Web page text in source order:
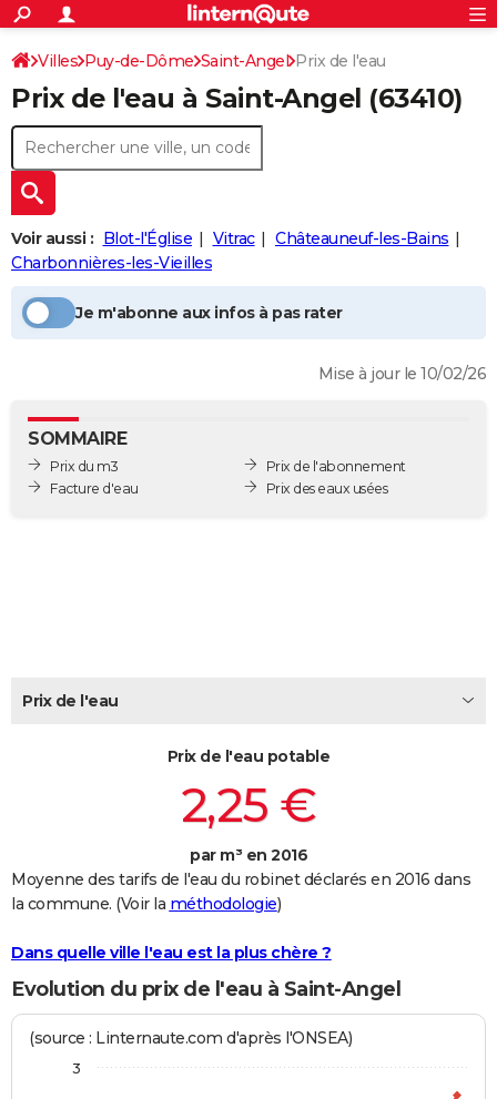
ACTUALITÉS
Politique
Société
Faits Divers
Education
Monde
Villes
+
SPORT
Coupe du monde 2026
Football
Tennis
Cyclisme
Rugby
Forum
Programme TV
TNTStreaming
Cinéma
Sorties cinéma
Musique
Retraite
Impôts
Epargne
Immobilier
Risques naturels par ville
Banque
Assurance
Crédit
AUTO
Essais
Réserver un essai
Citadines
Berlines
SUV
Forum auto
+
Mobiles
Meilleur smartphone
Internet
Ordinateurs
Jeux vidéo
Guide high-tech
+BRICOLAGE
Forum
Aménagement intérieur
Extérieur
Cuisine
Salle de bains
Jardinage
Rangement
+WEEK-END
Art de vivre
Bien-être
Loisirs
Mode
Modes de vie
SANTE
Alimentation
Guide de la santé
Maladies
Médicaments
Sommeil
VOYAGE
Carte de Noël
Carte Bonne année
Carte Saint-Valentin
Carte Pâques
Carte d'anniversaire
DICTIONNAIRE
FORUM
Rechercher
S'inscrire
Connexion
Villes Puy-de-Dôme Saint-Angel Prix de l'eau
Prix de l'eau à Saint-Angel (63410)
Voir aussi : Blot-l'Église Vitrac
Châteauneuf-les-Bains
Charbonnières-les-Vieilles
Je m'abonne aux infos à pas rater
Mise à jour le 10/02/26
SOMMAIRE
Prix du m3
Facture d'eau
Prix de l'abonnement
Prix des eaux usées
Prix de l'eau
Prix de l'eau potable
2,25 €
par m³ en 2016
Moyenne des tarifs de l'eau du robinet déclarés en 2016 dans
la commune. (Voir la méthodologie)
Dans quelle ville l'eau est la plus chère ?
Evolution du prix de l'eau à Saint-Angel
(source : Linternaute.com d'après l'ONSEA)
3